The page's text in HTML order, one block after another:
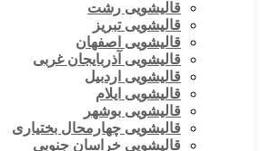
قالیشویی رشت
قالیشویی تبریز
قالیشویی اصفهان
قالیشویی آذربایجان غربی
قالیشویی اردبیل
قالیشویی ایلام
قالیشویی بوشهر
قالیشویی چهارمحال بختیاری
قالیشویی خراسان جنوبی